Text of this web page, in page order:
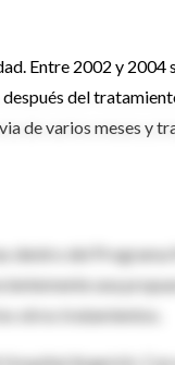
Entre 2002 y 2004
del
de varios meses y
dentro del
una
otros tratamientos.